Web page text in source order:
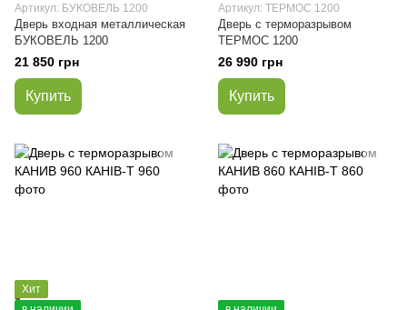
Артикул: БУКОВЕЛЬ 1200
Дверь входная металлическая
БУКОВЕЛЬ 1200
21 850 грн
Купить
Артикул: ТЕРМОС 1200
Дверь с терморазрывом
ТЕРМОС 1200
26 990 грн
Купить
Хит